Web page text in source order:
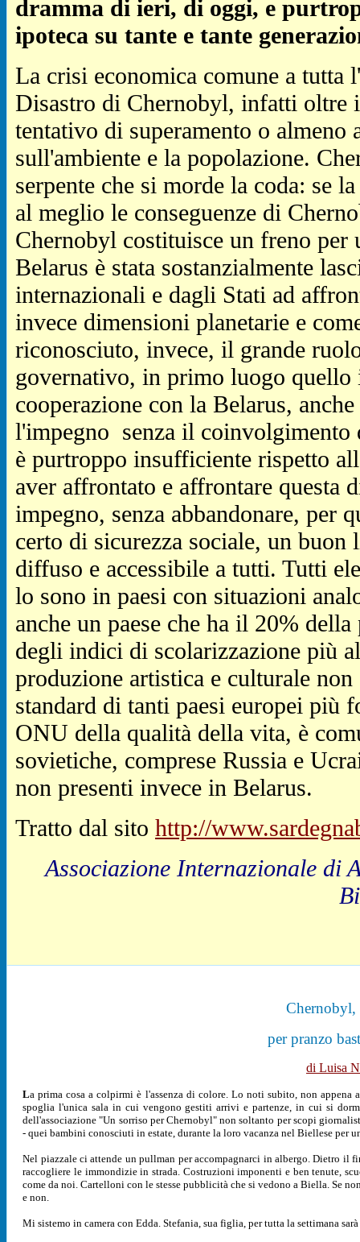
dramma di ieri, di oggi, e
ipoteca su tante e tante
La crisi economica comune a tutta
Disastro di Chernobyl, infatti oltre
tentativo di superamento o almeno
sull'ambiente e la popolazione.
serpente che si morde la coda: se
al meglio le conseguenze di
Chernobyl costituisce un freno per
Belarus è stata sostanzialmente
internazionali e dagli Stati ad
invece dimensioni planetarie e
riconosciuto, invece, il grande
governativo, in primo luogo quello
cooperazione con la Belarus,
l'impegno senza il coinvolgimento
è purtroppo insufficiente rispetto
aver affrontato e affrontare questa
impegno, senza abbandonare, per
certo di sicurezza sociale, un
diffuso e accessibile a tutti. Tutti
lo sono in paesi con situazioni
anche un paese che ha il 20%
degli indici di scolarizzazione più
produzione artistica e culturale
standard di tanti paesi europei più
ONU della qualità della vita, è
sovietiche, comprese Russia e
non presenti invece in Belarus.
Tratto dal sito http://
Associazione Internazionale di
Chernobyl,
per pranzo
di Luisa
La prima cosa a colpirmi è l'assenza di colore. Lo noti subito, non
spoglia l'unica sala in cui vengono gestiti arrivi e partenze, in cui si
dell'associazione "Un sorriso per Chernobyl" non soltanto per scopi
- quei bambini conosciuti in estate, durante la loro vacanza nel Biellese per
Nel piazzale ci attende un pullman per accompagnarci in albergo. Dietro
raccogliere le immondizie in strada. Costruzioni imponenti e ben tenute,
come da noi. Cartelloni con le stesse pubblicità che si vedono a Biella. Se
e non.
Mi sistemo in camera con Edda. Stefania, sua figlia, per tutta la settimana